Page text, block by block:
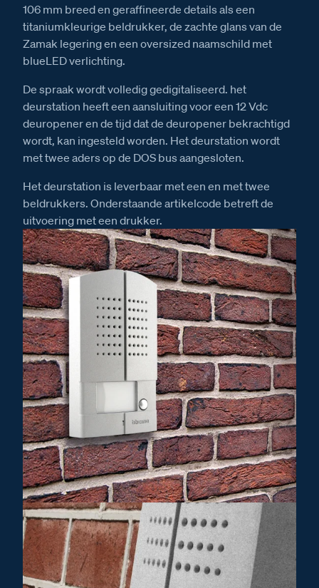
106 mm breed en geraffineerde details als een
titaniumkleurige beldrukker, de zachte glans van de
Zamak legering en een oversized naamschild met
blueLED verlichting.
De spraak wordt volledig gedigitaliseerd. het
deurstation heeft een aansluiting voor een 12 Vdc
deuropener en de tijd dat de deuropener bekrachtigd
wordt, kan ingesteld worden. Het deurstation wordt
met twee aders op de DOS bus aangesloten.
Het deurstation is leverbaar met een en met twee
beldrukkers. Onderstaande artikelcode betreft de
uitvoering met een drukker.